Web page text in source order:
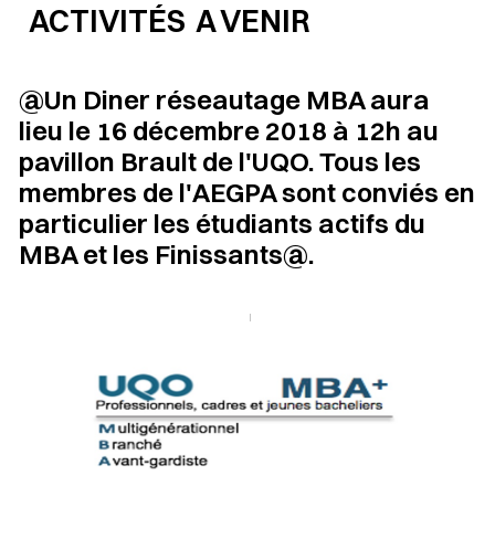
ACTIVITÉS A VENIR
@Un Diner réseautage MBA aura
lieu le 16 décembre 2018 à 12h au
pavillon Brault de l'UQO. Tous les
membres de l'AEGPA sont conviés en
particulier les étudiants actifs du
MBA et les Finissants@.